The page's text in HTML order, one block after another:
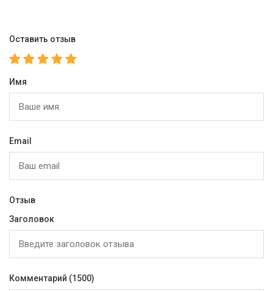
Оставить отзыв
Имя
Email
Отзыв
Заголовок
Комментарий (1500)